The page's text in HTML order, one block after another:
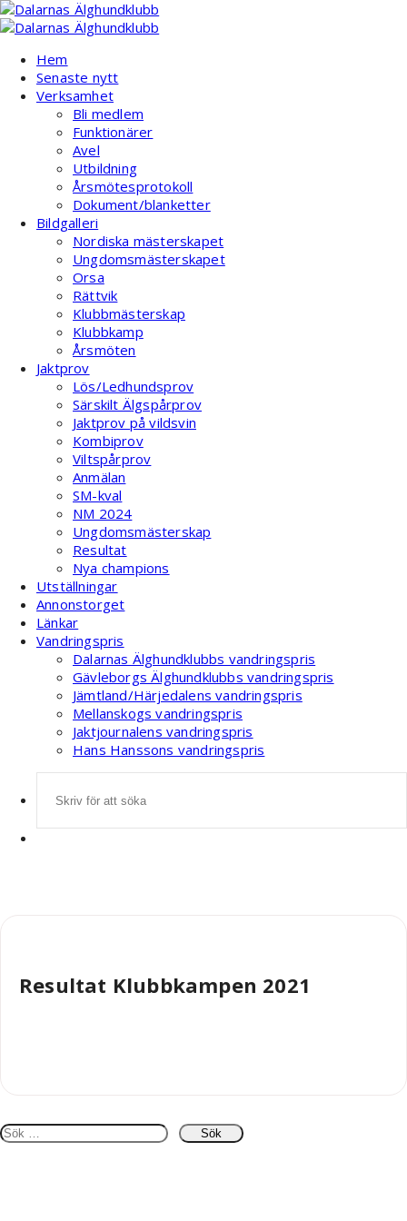
Hoppa
till
Hem
Senaste nytt
Verksamhet
Bli medlem
Funktionärer
Avel
Utbildning
Årsmötesprotokoll
Dokument/blanketter
Bildgalleri
Nordiska mästerskapet
Ungdomsmästerskapet
Orsa
Rättvik
Klubbmästerskap
Klubbkamp
Årsmöten
Jaktprov
Lös/Ledhundsprov
Särskilt Älgspårprov
Jaktprov på vildsvin
Kombiprov
Viltspårprov
Anmälan
SM-kval
NM 2024
Ungdomsmästerskap
Resultat
Nya champions
Utställningar
Annonstorget
Länkar
Vandringspris
Dalarnas Älghundklubbs vandringspris
Gävleborgs Älghundklubbs vandringspris
Jämtland/Härjedalens vandringspris
Mellanskogs vandringspris
Jaktjournalens vandringspris
Hans Hanssons vandringspris
efter:
Resultat Klubbkampen 2021
Sök